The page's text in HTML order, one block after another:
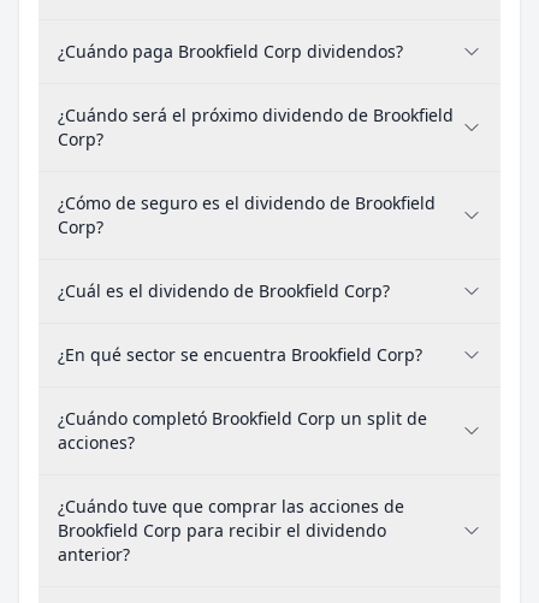
¿Cuándo paga Brookfield Corp dividendos?
¿Cuándo será el próximo dividendo de Brookfield
Corp?
¿Cómo de seguro es el dividendo de Brookfield
Corp?
¿Cuál es el dividendo de Brookfield Corp?
¿En qué sector se encuentra Brookfield Corp?
¿Cuándo completó Brookfield Corp un split de
acciones?
¿Cuándo tuve que comprar las acciones de
Brookfield Corp para recibir el dividendo
anterior?